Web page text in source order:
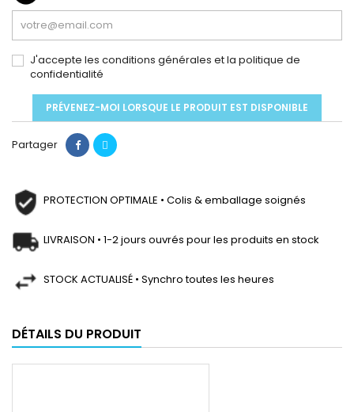
J'accepte les conditions générales et la politique de
confidentialité
PRÉVENEZ-MOI LORSQUE LE PRODUIT EST DISPONIBLE
Partager
PROTECTION OPTIMALE • Colis & emballage soignés
LIVRAISON • 1-2 jours ouvrés pour les produits en stock
STOCK ACTUALISÉ • Synchro toutes les heures
DÉTAILS DU PRODUIT